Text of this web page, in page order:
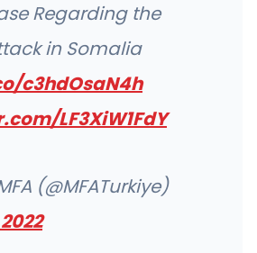
Regarding the
in Somalia
c3hdOsaN4h
LF3XiW1FdY
(@MFATurkiye)